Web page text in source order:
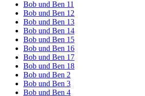
Bob und Ben 11
Bob und Ben 12
Bob und Ben 13
Bob und Ben 14
Bob und Ben 15
Bob und Ben 16
Bob und Ben 17
Bob und Ben 18
Bob und Ben 2
Bob und Ben 3
Bob und Ben 4